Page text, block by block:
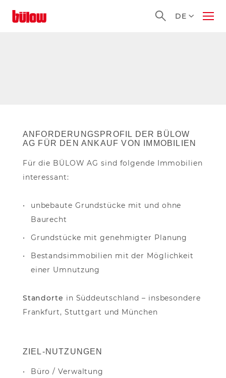
Startseite DE
ANFORDERUNGSPROFIL DER BÜLOW
AG FÜR DEN ANKAUF VON IMMOBILIEN
Für die BÜLOW AG sind folgende Immobilien
interessant:
unbebaute Grundstücke mit und ohne
Baurecht
Grundstücke mit genehmigter Planung
Bestandsimmobilien mit der Möglichkeit
einer Umnutzung
Standorte in Süddeutschland – insbesondere
Frankfurt, Stuttgart und München
ZIEL-NUTZUNGEN
Büro / Verwaltung